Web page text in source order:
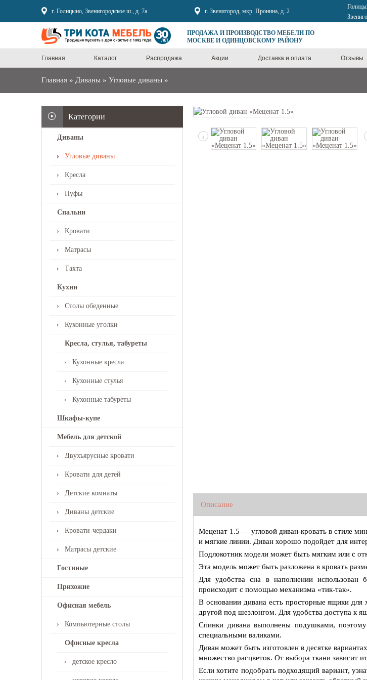
г. Голицыно, Звенигородское ш., д. 7а г. Звенигород, мкр. Пронина, д. 2
ПРОДАЖА И ПРОИЗВОДСТВО МЕБЕЛИ ПО
МОСКВЕ И ОДИНЦОВСКОМУ РАЙОНУ
Главная Каталог Распродажа Акции Доставка и оплата Отзывы
Главная » Диваны » Угловые диваны »
Категории
Диваны
Угловые диваны
Кресла
Пуфы
Спальни
Кровати
Матрасы
Тахта
Кухни
Столы обеденные
Кухонные уголки
Кресла, стулья, табуреты
Кухонные кресла
Кухонные стулья
Кухонные табуреты
Шкафы-купе
Мебель для детской
Двухъярусные кровати
Кровати для детей
Детские комнаты
Диваны детские
Кровати-чердаки
Матрасы детские
Гостиные
Прихожие
Офисная мебель
Компьютерные столы
Офисные кресла
детское кресло
‹
Описание
Меценат 1.5 — угловой диван-кровать в стиле
и мягкие линии. Диван хорошо подойдет для
Подлокотник модели может быть мягким или с
Эта модель может быть разложена в кровать
Для удобства сна в наполнении использован
происходит с помощью механизма «тик-так».
В основании дивана есть просторные ящики
другой под шезлонгом. Для удобства доступа к
Спинки дивана выполнены подушками,
специальными валиками.
Диван может быть изготовлен в десятке
множество расцветок. От выбора ткани зависит
Если хотите подобрать подходящий вариант,